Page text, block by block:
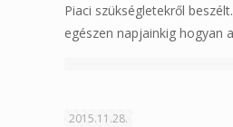
Piaci szükségletekről
egészen napjainkig hogyan
2015.11.28.